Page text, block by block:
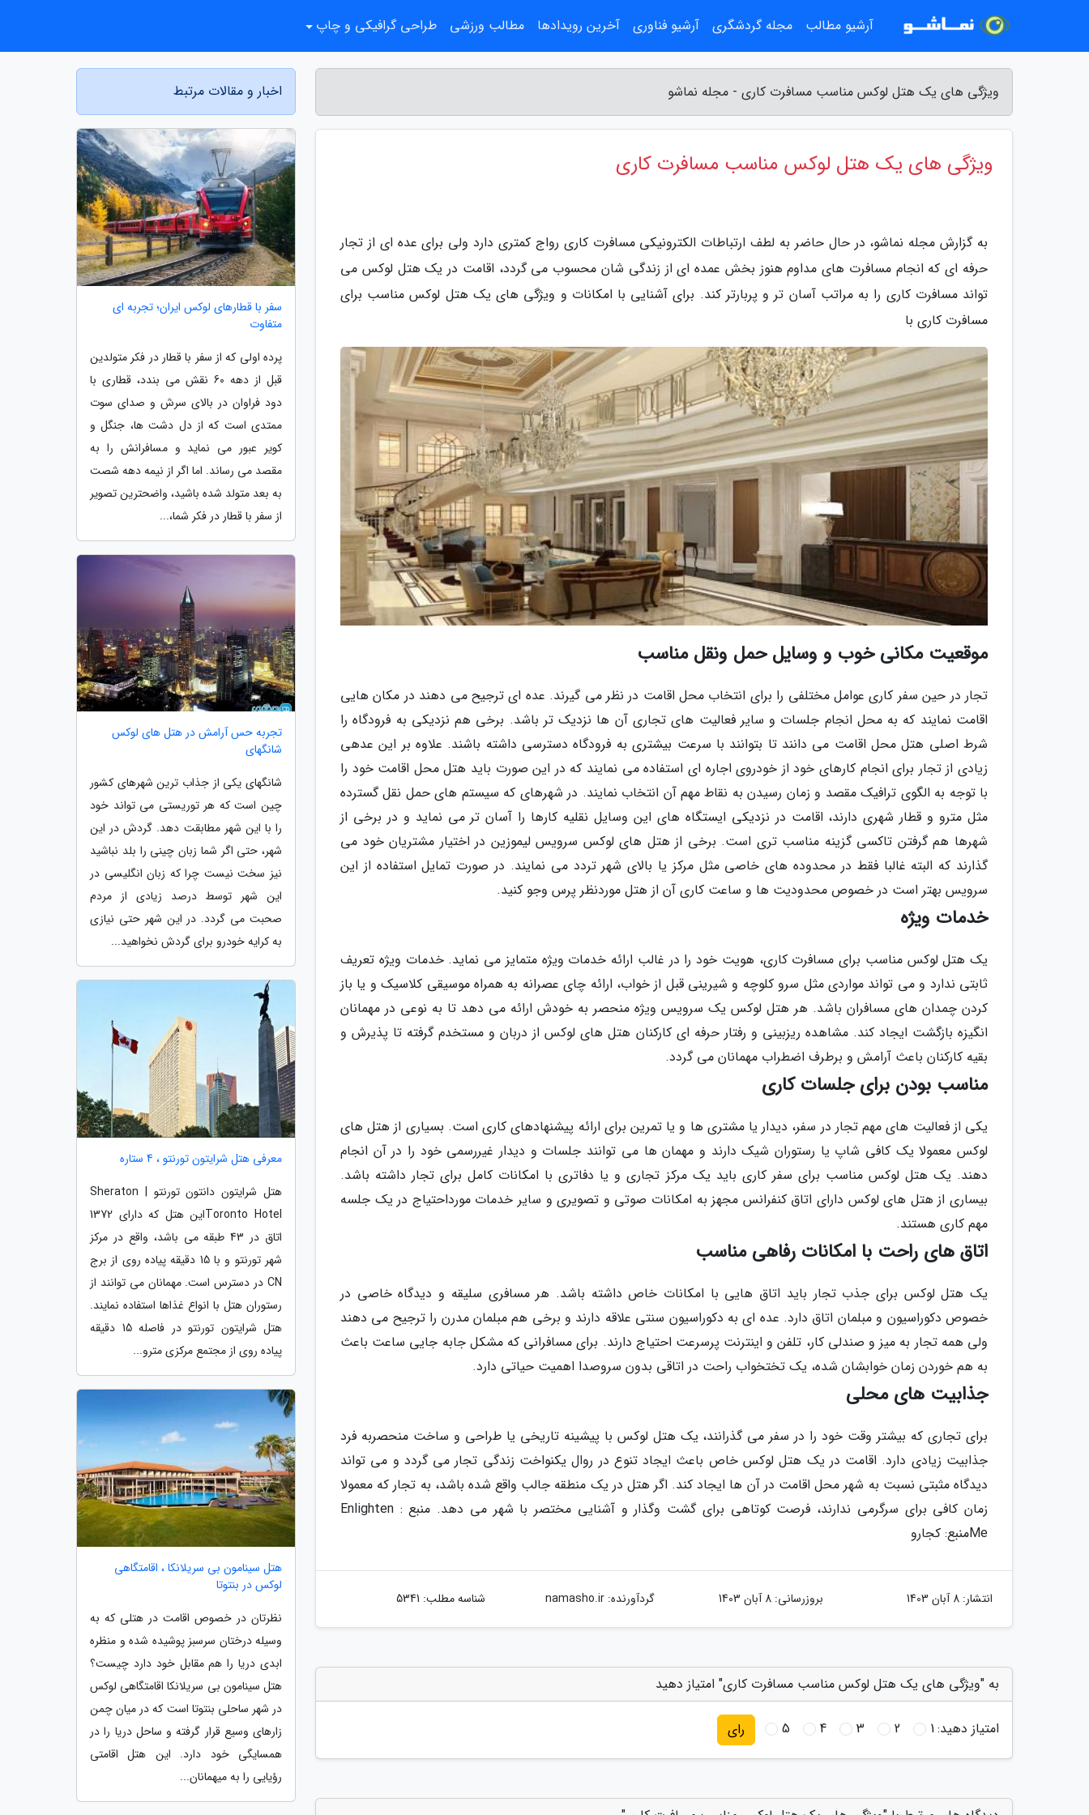
ویژگی های یک هتل لوکس مناسب مسافرت کاری - مجله نماشو
ویژگی های یک هتل لوکس مناسب مسافرت کاری
به گزارش مجله نماشو، در حال حاضر به لطف ارتباطات الکترونیکی مسافرت کاری رواج کمتری دارد ولی برای عده ای از تجار
حرفه ای که انجام مسافرت های مداوم هنوز بخش عمده ای از زندگی شان محسوب می گردد، اقامت در یک هتل لوکس می
تواند مسافرت کاری را به مراتب آسان تر و پربارتر کند. برای آشنایی با امکانات و ویژگی های یک هتل لوکس مناسب برای
مسافرت کاری با
موقعیت مکانی خوب و وسایل حمل ونقل مناسب
تجار در حین سفر کاری عوامل مختلفی را برای انتخاب محل اقامت در نظر می گیرند. عده ای ترجیح می دهند در مکان هایی
اقامت نمایند که به محل انجام جلسات و سایر فعالیت های تجاری آن ها نزدیک تر باشد. برخی هم نزدیکی به فرودگاه را
شرط اصلی هتل محل اقامت می دانند تا بتوانند با سرعت بیشتری به فرودگاه دسترسی داشته باشند. علاوه بر این عدهی
زیادی از تجار برای انجام کارهای خود از خودروی اجاره ای استفاده می نمایند که در این صورت باید هتل محل اقامت خود را
با توجه به الگوی ترافیک مقصد و زمان رسیدن به نقاط مهم آن انتخاب نمایند. در شهرهای که سیستم های حمل نقل گسترده
مثل مترو و قطار شهری دارند، اقامت در نزدیکی ایستگاه های این وسایل نقلیه کارها را آسان تر می نماید و در برخی از
شهرها هم گرفتن تاکسی گزینه مناسب تری است. برخی از هتل های لوکس سرویس لیموزین در اختیار مشتریان خود می
گذارند که البته غالبا فقط در محدوده های خاصی مثل مرکز یا بالای شهر تردد می نمایند. در صورت تمایل استفاده از این
سرویس بهتر است در خصوص محدودیت ها و ساعت کاری آن از هتل موردنظر پرس وجو کنید.
خدمات ویژه
یک هتل لوکس مناسب برای مسافرت کاری، هویت خود را در غالب ارائه خدمات ویژه متمایز می نماید. خدمات ویژه تعریف
ثابتی ندارد و می تواند مواردی مثل سرو کلوچه و شیرینی قبل از خواب، ارائه چای عصرانه به همراه موسیقی کلاسیک و یا باز
کردن چمدان های مسافران باشد. هر هتل لوکس یک سرویس ویژه منحصر به خودش ارائه می دهد تا به نوعی در مهمانان
انگیزه بازگشت ایجاد کند. مشاهده ریزبینی و رفتار حرفه ای کارکنان هتل های لوکس از دربان و مستخدم گرفته تا پذیرش و
بقیه کارکنان باعث آرامش و برطرف اضطراب مهمانان می گردد.
مناسب بودن برای جلسات کاری
یکی از فعالیت های مهم تجار در سفر، دیدار یا مشتری ها و یا تمرین برای ارائه پیشنهادهای کاری است. بسیاری از هتل های
لوکس معمولا یک کافی شاپ یا رستوران شیک دارند و مهمان ها می توانند جلسات و دیدار غیررسمی خود را در آن انجام
دهند. یک هتل لوکس مناسب برای سفر کاری باید یک مرکز تجاری و یا دفاتری با امکانات کامل برای تجار داشته باشد.
بیساری از هتل های لوکس دارای اتاق کنفرانس مجهز به امکانات صوتی و تصویری و سایر خدمات مورداحتیاج در یک جلسه
مهم کاری هستند.
اتاق های راحت با امکانات رفاهی مناسب
یک هتل لوکس برای جذب تجار باید اتاق هایی با امکانات خاص داشته باشد. هر مسافری سلیقه و دیدگاه خاصی در
خصوص دکوراسیون و مبلمان اتاق دارد. عده ای به دکوراسیون سنتی علاقه دارند و برخی هم مبلمان مدرن را ترجیح می دهند
ولی همه تجار به میز و صندلی کار، تلفن و اینترنت پرسرعت احتیاج دارند. برای مسافرانی که مشکل جابه جایی ساعت باعث
به هم خوردن زمان خوابشان شده، یک تختخواب راحت در اتاقی بدون سروصدا اهمیت حیاتی دارد.
جذابیت های محلی
برای تجاری که بیشتر وقت خود را در سفر می گذرانند، یک هتل لوکس با پیشینه تاریخی یا طراحی و ساخت منحصربه فرد
جذابیت زیادی دارد. اقامت در یک هتل لوکس خاص باعث ایجاد تنوع در روال یکنواخت زندگی تجار می گردد و می تواند
دیدگاه مثبتی نسبت به شهر محل اقامت در آن ها ایجاد کند. اگر هتل در یک منطقه جالب واقع شده باشد، به تجار که معمولا
زمان کافی برای سرگرمی ندارند، فرصت کوتاهی برای گشت وگذار و آشنایی مختصر با شهر می دهد. منبع : Enlighten
Meمنبع: کجارو
انتشار: 8 آبان 1403 بروزرسانی: 8 آبان 1403 گردآورنده:namasho.ir شناسه مطلب: 5341
به "ویژگی های یک هتل لوکس مناسب مسافرت کاری" امتیاز دهید
امتیاز دهید:1
2
3
4
5 رای
اخبار و مقالات مرتبط
سفر با قطارهای لوکس ایران؛ تجربه ای
متفاوت
پرده اولی که از سفر با قطار در فکر متولدین
قبل از دهه 60 نقش می بندد، قطاری با
دود فراوان در بالای سرش و صدای سوت
ممتدی است که از دل دشت ها، جنگل و
کویر عبور می نماید و مسافرانش را به
مقصد می رساند. اما اگر از نیمه دهه شصت
به بعد متولد شده باشید، واضحترین تصویر
از سفر با قطار در فکر شما،...
تجربه حس آرامش در هتل های لوکس
شانگهای
شانگهای یکی از جذاب ترین شهرهای کشور
چین است که هر توریستی می تواند خود
را با این شهر مطابقت دهد. گردش در این
شهر، حتی اگر شما زبان چینی را بلد نباشید
نیز سخت نیست چرا که زبان انگلیسی در
این شهر توسط درصد زیادی از مردم
صحبت می گردد. در این شهر حتی نیازی
به کرایه خودرو برای گردش نخواهید...
معرفی هتل شرایتون تورنتو ، 4 ستاره
هتل شرایتون دانتون تورنتو | Sheraton
Toronto Hotelاین هتل که دارای 1372
اتاق در 43 طبقه می باشد، واقع در مرکز
شهر تورنتو و با 15 دقیقه پیاده روی از برج
CN در دسترس است. مهمانان می توانند از
رستوران هتل با انواع غذاها استفاده نمایند.
هتل شرایتون تورنتو در فاصله 15 دقیقه
پیاده روی از مجتمع مرکزی مترو...
هتل سینامون بی سریلانکا ، اقامتگاهی
لوکس در بنتوتا
نظرتان در خصوص اقامت در هتلی که به
وسیله درختان سرسبز پوشیده شده و منظره
ابدی دریا را هم مقابل خود دارد چیست؟
هتل سینامون بی سریلانکا اقامتگاهی لوکس
در شهر ساحلی بنتوتا است که در میان چمن
زارهای وسیع قرار گرفته و ساحل دریا را در
همسایگی خود دارد. این هتل اقامتی
رؤیایی را به میهمانان...
آرشیو مطالب مجله گردشگری آرشیو فناوری آخرین رویدادها مطالب ورزشی طراحی گرافیکی و چاپ